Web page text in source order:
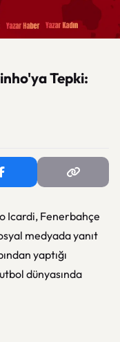
Tepki:
Icardi, Fenerbahçe
medyada yanıt
yaptığı
dünyasında